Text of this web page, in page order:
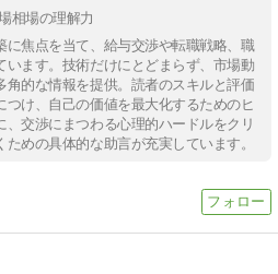
相場の理解力
に焦点を当て、給与交渉や転職戦略、職
います。技術だけにとどまらず、市場動
角的な情報を提供。読者のスキルと評価
け、自己の価値を最大化するためのヒ
、交渉にまつわる心理的ハードルをクリ
めの具体的な助言が充実しています。